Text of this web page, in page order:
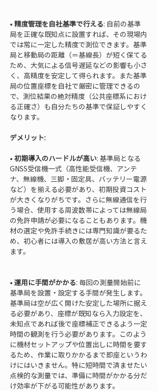
• 精度管理を自社基準で行える: 自前の基準
局を正確な既知点に設置すれば、その現場内
では常に一定した精度で測位できます。基準
局と移動局の距離（＝基線長）が短く保てる
ため、大気による信号遅延などの影響も小さ
く、高精度を安定して得られます。また基準
局の位置座標を自社で厳密に管理できるの
で、測位結果の絶対精度（公共座標系におけ
る正確さ）も自分たちの基準で保証しやすく
なります。
デメリット:
• 初期導入のハードルが高い: 基準局となる
GNSS受信機一式（高性能受信機、アンテ
ナ、無線機、三脚・固定具、バッテリー電源
など）を揃える必要があり、初期投資コスト
が大きくなりがちです。さらに無線通信を行
う場合、使用する周波数帯によっては無線局
の免許申請が必要になることもあります。機
材の選定や免許手続きには専門知識が要るた
め、初心者には導入の敷居が高い方法と言え
ます。
• 運用に手間がかかる: 毎回の測量開始前に
基準局を設置・設定する手間が発生します。
基準局は空が広く開けた安定した場所に据え
る必要があり、座標が既知なら入力設定を、
未知点であれば後で座標補正できるよう一定
時間の観測を行う必要があります。このよう
に機材セットアップや位置出しに時間を要す
るため、作業に取りかかるまで即座というわ
けにはいきません。特に短時間で済ませたい
点検的な測量では、準備に時間がかかる分だ
け効率が下がる可能性があります。